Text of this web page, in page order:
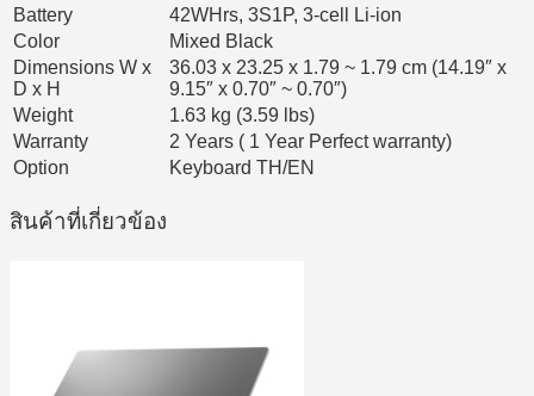
Battery
42WHrs, 3S1P, 3-cell Li-ion
Color
Mixed Black
Dimensions W x
D x H
36.03 x 23.25 x 1.79 ~ 1.79 cm (14.19″ x
9.15″ x 0.70″ ~ 0.70″)
Weight
1.63 kg (3.59 lbs)
Warranty
2 Years ( 1 Year Perfect warranty)
Option
Keyboard TH/EN
สินค้าที่เกี่ยวข้อง